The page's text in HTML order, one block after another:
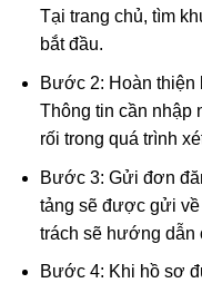
Tại trang chủ, tìm
bắt đầu.
Bước 2: Hoàn thiện
Thông tin cần nhập
rối trong quá trình
Bước 3: Gửi đơn
tảng sẽ được gửi
trách sẽ hướng dẫn
Bước 4: Khi hồ sơ